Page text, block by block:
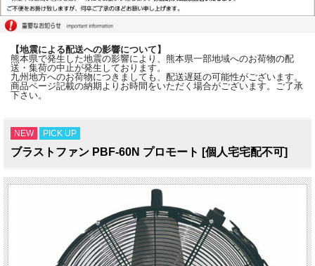
【地震による配送への影響について】
熊本県で発生した地震の影響により、熊本県一部地域へのお荷物の配
送・集荷の中止が発生しております。
九州地方へのお荷物につきましても、配送遅延の可能性がございます。
商品ページ記載の納期よりお時間をいただく場合がございます。ご了承
下さい。
NEW PICK UP
ブラストファン PBF-60N プロモート [個人宅宅配不可]